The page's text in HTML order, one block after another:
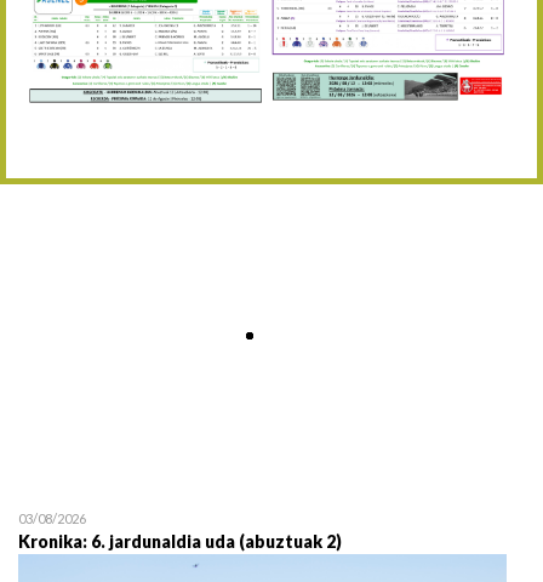
12/08 12:08 Abuztaren 12a / 12 de
15/08 17:05 Abuztuaren 15a / 15 de
30/08 17:30 Abuztuaren 30a / 30 de
19/07 11:30
03/08/2026
Kronika: 6. jardunaldia uda (abuztuak 2)